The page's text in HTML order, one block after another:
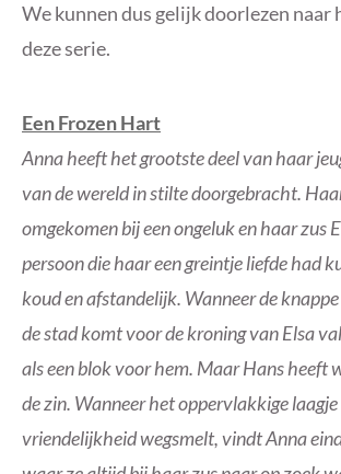
We kunnen dus gelijk doorlezen naar
deze serie.
Een Frozen Hart
Anna heeft het grootste deel van haar
van de wereld in stilte doorgebracht.
omgekomen bij een ongeluk en haar zus
persoon die haar een greintje liefde had
koud en afstandelijk. Wanneer de
de stad komt voor de kroning van Elsa
als een blok voor hem. Maar Hans heeft
de zin. Wanneer het oppervlakkige
vriendelijkheid wegsmelt, vindt Anna